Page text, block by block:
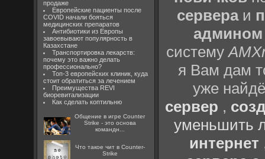
продаже
Европейские пациенты после
COVID начали бояться
медицинских препаратов
Антибиотики из Европы
завоевывают популярность в
Казахстане
Транспортировка лекарств:
почему это важно делать
профессионально?
Топ-3 европейских клиник, куда
стоит обратиться за лечением
Преимущества REVI
биоревитализации
Как сделать коптильню
Общение в игре Counter
Strike - это основа
командн...
Что такое чит в Counter-
Strike
сервераи
админом
систему
я Вам дам
уже
сервер ,
уменьшить
интернет